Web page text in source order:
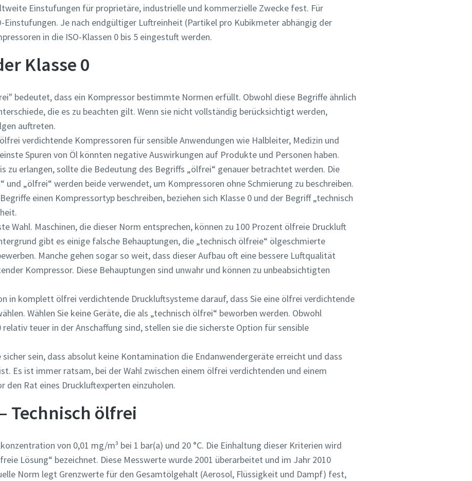
Einstufungen für proprietäre, industrielle und kommerzielle Zwecke fest. Für
Einstufungen. Je nach endgültiger Luftreinheit (Partikel pro Kubikmeter abhängig der
in die ISO-Klassen 0 bis 5 eingestuft werden.
Klasse 0
bedeutet, dass ein Kompressor bestimmte Normen erfüllt. Obwohl diese Begriffe ähnlich
die es zu beachten gilt. Wenn sie nicht vollständig berücksichtigt werden,
auftreten.
verdichtende Kompressoren für sensible Anwendungen wie Halbleiter, Medizin und
Spuren von Öl könnten negative Auswirkungen auf Produkte und Personen haben.
zu erlangen, sollte die Bedeutung des Begriffs „ölfrei“ genauer betrachtet werden. Die
und „ölfrei“ werden beide verwendet, um Kompressoren ohne Schmierung zu beschreiben.
einen Kompressortyp beschreiben, beziehen sich Klasse 0 und der Begriff „technisch
Wahl. Maschinen, die dieser Norm entsprechen, können zu 100 Prozent ölfreie Druckluft
gibt es einige falsche Behauptungen, die „technisch ölfreie“ ölgeschmierte
Manche gehen sogar so weit, dass dieser Aufbau oft eine bessere Luftqualität
Kompressor. Diese Behauptungen sind unwahr und können zu unbeabsichtigten
in komplett ölfrei verdichtende Druckluftsysteme darauf, dass Sie eine ölfrei verdichtende
Wählen Sie keine Geräte, die als „technisch ölfrei“ beworben werden. Obwohl
relativ teuer in der Anschaffung sind, stellen sie die sicherste Option für sensible
sicher sein, dass absolut keine Kontamination die Endanwendergeräte erreicht und dass
Es ist immer ratsam, bei der Wahl zwischen einem ölfrei verdichtenden und einem
den Rat eines Druckluftexperten einzuholen.
Technisch ölfrei
von 0,01 mg/m³ bei 1 bar(a) und 20 °C. Die Einhaltung dieser Kriterien wird
Lösung“ bezeichnet. Diese Messwerte wurde 2001 überarbeitet und im Jahr 2010
Norm legt Grenzwerte für den Gesamtölgehalt (Aerosol, Flüssigkeit und Dampf) fest,
gesammelten Informationen kontaktieren. Weitere Informationen
Ich habe die Datenschutzrichtlinie gelesen und akzeptiert.
Ich erkläre mich hiermit ausdrücklich damit einverstanden, dass
Atlas Copco mir Marketinginformationen über seine Produkte
zusendet, mich auf freiwilliger Basis zur Teilnahme an Online-
Umfragen einlädt oder seine Vertriebsmitarbeiter direkt auf
mich zukommen lässt. Mir ist bekannt, dass ich meine
Zustimmung gegenüber Atlas Copco jederzeit widerrufen kann.
Roboter-Verifizierung
Hier klicken